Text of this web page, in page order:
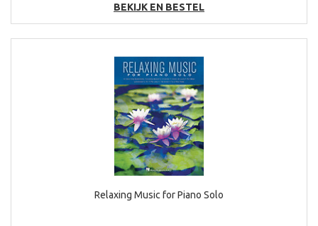
BEKIJK EN BESTEL
Relaxing Music for Piano Solo